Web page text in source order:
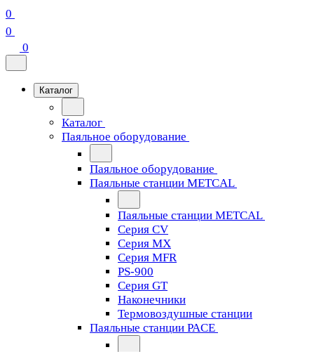
0
0
0
Каталог
Каталог
Паяльное оборудование
Паяльное оборудование
Паяльные станции METCAL
Паяльные станции METCAL
Серия CV
Серия MX
Серия MFR
PS-900
Серия GT
Наконечники
Термовоздушные станции
Паяльные станции PACE